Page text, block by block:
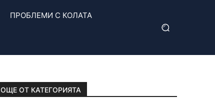
ПРОБЛЕМИ С КОЛАТА
ОЩЕ ОТ КАТЕГОРИЯТА